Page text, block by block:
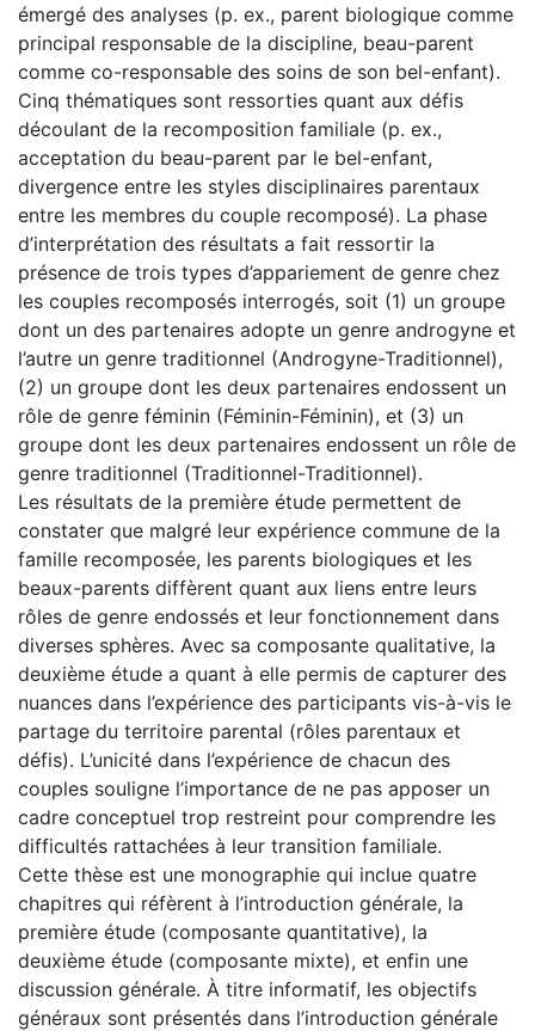
émergé des analyses (p. ex., parent biologique comme
principal responsable de la discipline, beau-parent
comme co-responsable des soins de son bel-enfant).
Cinq thématiques sont ressorties quant aux défis
découlant de la recomposition familiale (p. ex.,
acceptation du beau-parent par le bel-enfant,
divergence entre les styles disciplinaires parentaux
entre les membres du couple recomposé). La phase
d’interprétation des résultats a fait ressortir la
présence de trois types d’appariement de genre chez
les couples recomposés interrogés, soit (1) un groupe
dont un des partenaires adopte un genre androgyne et
l’autre un genre traditionnel (Androgyne-Traditionnel),
(2) un groupe dont les deux partenaires endossent un
rôle de genre féminin (Féminin-Féminin), et (3) un
groupe dont les deux partenaires endossent un rôle de
genre traditionnel (Traditionnel-Traditionnel).
Les résultats de la première étude permettent de
constater que malgré leur expérience commune de la
famille recomposée, les parents biologiques et les
beaux-parents diffèrent quant aux liens entre leurs
rôles de genre endossés et leur fonctionnement dans
diverses sphères. Avec sa composante qualitative, la
deuxième étude a quant à elle permis de capturer des
nuances dans l’expérience des participants vis-à-vis le
partage du territoire parental (rôles parentaux et
défis). L’unicité dans l’expérience de chacun des
couples souligne l’importance de ne pas apposer un
cadre conceptuel trop restreint pour comprendre les
difficultés rattachées à leur transition familiale.
Cette thèse est une monographie qui inclue quatre
chapitres qui réfèrent à l’introduction générale, la
première étude (composante quantitative), la
deuxième étude (composante mixte), et enfin une
discussion générale. À titre informatif, les objectifs
généraux sont présentés dans l’introduction générale